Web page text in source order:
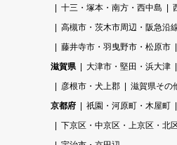
十三・塚本・南方・西中島
高槻市・茨木市周辺・阪急沿
藤井寺市・羽曳野市・松原市
滋賀県
大津市・堅田・浜大津
彦根市・犬上郡
滋賀県その
京都府
祇園・河原町・木屋町
下京区・中京区・上京区・北